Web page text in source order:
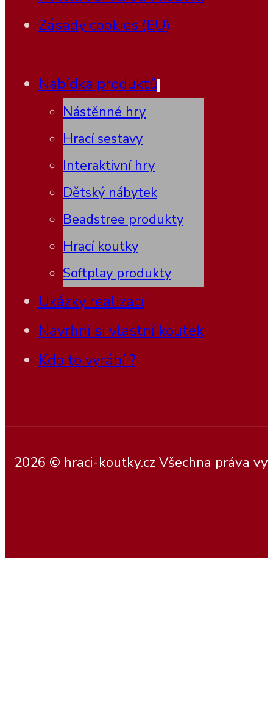
Zásady cookies (EU)
Nabídka produktů
Nástěnné hry
Hrací sestavy
Interaktivní hry
Dětský nábytek
Beadstree produkty
Hrací koutky
Softplay produkty
Ukázky realizací
Navrhni si vlastní koutek
Kdo to vyrábí ?
2026 © hraci-koutky.cz Všechna práva